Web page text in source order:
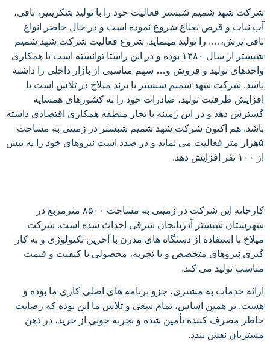
شرکت شهد شمیم شبستر فعالیت خود را با تولید شکرپنیر، تافی،
آب نبات و قرص نعناع شروع نموده است و در حال حاضر انواع
تافی ترش،…. را تولید مینماید. شروع فعالیت شرکت شهد شمیم
شبستر از سال ۱۳۸۰ بوده و در این راستا توانسته است با همکاری
واحدهای تولید و فروش و… سهم مناسبی از بازار داخلی را داشته
باشد. شرکت شهد شمیم شبستر با برند میلاخ در تلاش است با
افزایش ظرفیت تولید، صادرات خود را به کشورهای همسایه
گسترش دهد و در این زمینه با تجار منطقه همکاری اقتصادی داشته
باشد. هم اکنون شرکت شهد شمیم شبستر در زمینی به مساحت
۵هزار متر فعالیت می نماید و در صدد است نیروهای خود را به بیش
از ۱۰۰ نفر افزایش دهد.
کارخانه این شرکت در زمینی به مساحت ۸۵۰۰ مترمربع در
شهرستان شبستر آذربایجان شرقی احداث شده است. شرکت
میلاخ با استفاده از دستگاه های مدرن با آخرین تکنولوژی و به کار
گیری نیروهای متخصص و با تجربه، محصولی با کیفیت و قیمت
مناسب تولید می کند.
ارائه خدمات به مشتری، جزو برنامه های اصلی کاری ما بوده و
هست. بر همین اساس، تمام سعی و تلاش ما این بوده که رضایت
خاطر مصرف کننده تأمین شده و تجربه خوبی از خرید، در ذهن
مشتریان نقش بندد.